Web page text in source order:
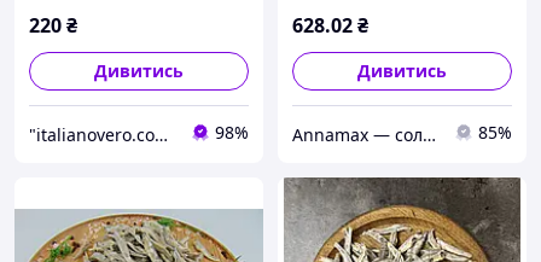
220₴
Дивитись
"italianovero.com.ua" - інтернет-магазин продуктів харчування та побутової хімії з Європи 98%
628.02₴
Дивитись
Annamax — солодощі, снеки, кава 85%